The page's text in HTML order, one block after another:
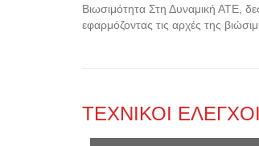
Βιωσιμότητα Στη Δυναμική ΑΤΕ,
εφαρμόζοντας τις αρχές της
ΤΕΧΝΙΚΟΙ ΕΛΕΓΧΟΙ